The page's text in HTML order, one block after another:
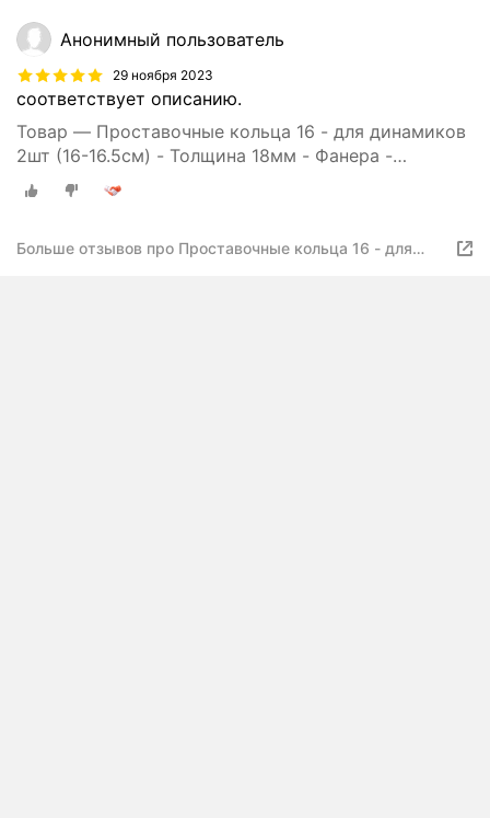
Анонимный пользователь
29 ноября 2023
соответствует описанию.
Товар — Проставочные кольца 16 - для динамиков
2шт (16-16.5см) - Толщина 18мм - Фанера -
проставки для динамиков
Больше отзывов про Проставочные кольца 16 - для